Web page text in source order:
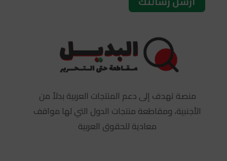
منصة تهدف إلى دعم المنتجات العربية بدلاً من
الأجنبية، ومقاطعة منتجات الدول التي لها مواقف
معادية للحقوق العربية